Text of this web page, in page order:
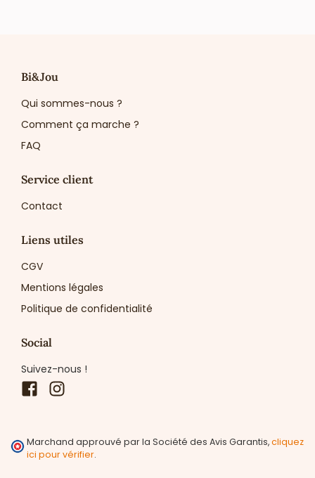
Bi&Jou
Qui sommes-nous ?
Comment ça marche ?
FAQ
Service client
Contact
Liens utiles
CGV
Mentions légales
Politique de confidentialité
Social
Suivez-nous !
Facebook
Marchand approuvé par la Société des Avis Garantis,cliquez
ici pour vérifier.